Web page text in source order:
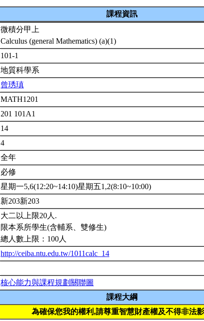
課程資訊
微積分甲上
Calculus (general Mathematics) (a)(1)
101-1
地質科學系
曾琇瑱
MATH1201
201 101A1
14
4
全年
必修
星期一5,6(12:20~14:10)星期五1,2(8:10~10:00)
新203新203
大二以上限20人.
限本系所學生(含輔系、雙修生)
總人數上限：100人
http://ceiba.ntu.edu.tw/1011calc_14
核心能力與課程規劃關聯圖
課程大綱
為確保您我的權利,請尊重智慧財產權及不得非法